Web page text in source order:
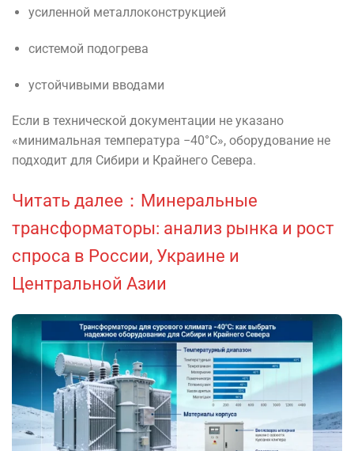
усиленной металлоконструкцией
системой подогрева
устойчивыми вводами
Если в технической документации не указано
«минимальная температура −40°C», оборудование не
подходит для Сибири и Крайнего Севера.
Читать далее：Минеральные
трансформаторы: анализ рынка и рост
спроса в России, Украине и
Центральной Азии